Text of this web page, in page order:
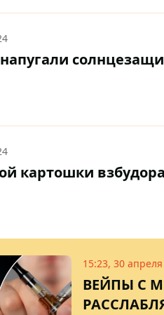
картошки
15:23, 30
ВЕЙПЫ С